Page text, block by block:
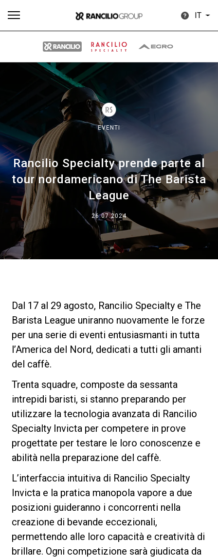
IT
EVENTI
Rancilio Specialty prende parte al
tour nordamericano di The Barista
League
26.07.2024
Dal 17 al 29 agosto, Rancilio Specialty e The
Barista League uniranno nuovamente le forze
per una serie di eventi entusiasmanti in tutta
l’America del Nord, dedicati a tutti gli amanti
del caffè.
Trenta squadre, composte da sessanta
intrepidi baristi, si stanno preparando per
utilizzare la tecnologia avanzata di Rancilio
Specialty Invicta per competere in prove
progettate per testare le loro conoscenze e
abilità nella preparazione del caffè.
L’interfaccia intuitiva di Rancilio Specialty
Invicta e la pratica manopola vapore a due
posizioni guideranno i concorrenti nella
creazione di bevande eccezionali,
permettendo alle loro capacità e creatività di
brillare. Ogni competizione sarà giudicata da
Prodotti News
Brand
Il gruppo
News
I nostri Lab
Sostenibilità
Connect
Contattaci